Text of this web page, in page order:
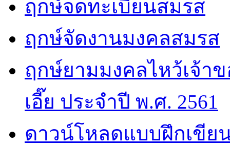
ฤกษ์จดทะเบียนสมรส
ฤกษ์จัดงานมงคลสมรส
ฤกษ์ยามมงคลไหว้เจ้า
เอี๊ย ประจำปี พ.ศ. 2561
ดาวน์โหลดแบบฝึกเขีย